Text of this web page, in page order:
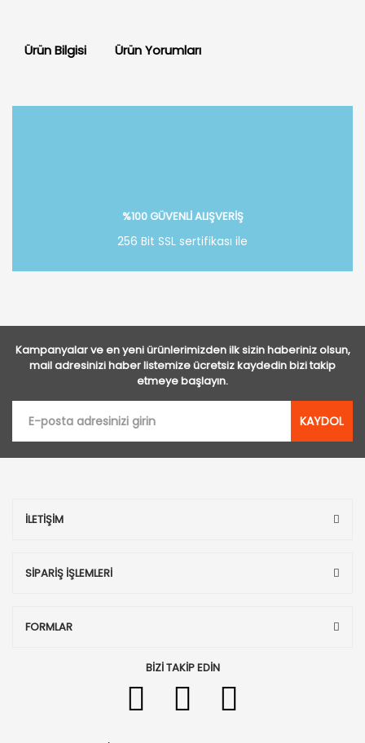
Ürün Bilgisi Ürün Yorumları
%100 GÜVENLİ ALIŞVERİŞ
256 Bit SSL sertifikası ile
Kampanyalar ve en yeni ürünlerimizden ilk sizin haberiniz olsun,
mail adresinizi haber listemize ücretsiz kaydedin bizi takip
etmeye başlayın.
KAYDOL
İLETİŞİM
SİPARİŞ İŞLEMLERİ
FORMLAR
BİZİ TAKİP EDİN